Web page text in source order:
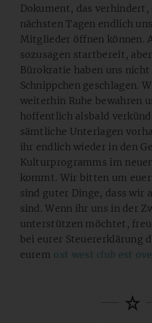
Dokument, das verhindert,
nächsten Tagen endlich
Mitglieder öffnen können.
sozusagen startbereit,
Bürokratie haben uns
Schnippchen geschlagen.
weiterhin Ruhe bewahren
hoffentlich alsbald
sämtliche Unterlagen
ihr endlich wieder in den
Kulturprogramms im
kommt. Wir bitten um
sind guter Dinge, dass wir
sind. Wenn ihr uns in der
unterstützen möchtet,
bei eurer Steuererklärung
eurem ost west club est